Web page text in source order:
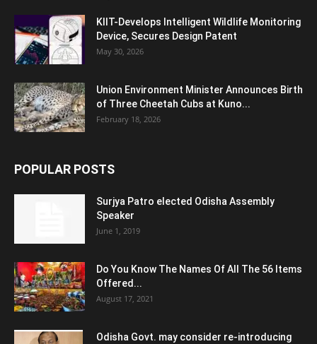
KIIT-Develops Intelligent Wildlife Monitoring
Device, Secures Design Patent
May 30, 2026
Union Environment Minister Announces Birth
of Three Cheetah Cubs at Kuno...
February 18, 2026
POPULAR POSTS
Surjya Patro elected Odisha Assembly
Speaker
June 1, 2019
Do You Know The Names Of All The 56 Items
Offered...
August 17, 2021
Odisha Govt. may consider re-introducing